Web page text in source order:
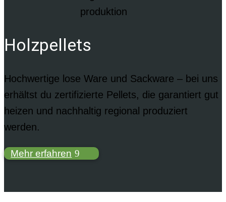
Holzpellets
Hochwertige lose Ware und Sackware – bei uns
erhältst du zertifizierte Pellets, die garantiert gut
heizen und nachhaltig regional produziert
werden.
Mehr erfahren